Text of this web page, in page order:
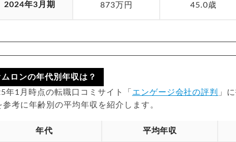
2024年3月期 873万円 45.0歳
ムロンの年代別年収は？
年1月時点の転職口コミサイト「 エンゲージ会社の評判
」
参考に年齢別の平均年収を紹介します。
年代 平均年収